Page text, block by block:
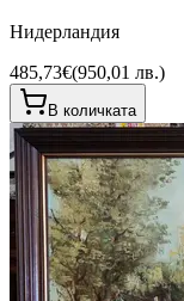
Нидерландия
485,73€(950,01 лв.)
В количката